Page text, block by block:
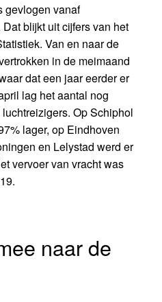
gevlogen vanaf
blijkt uit cijfers van het
Van en naar de
in de meimaand
dat een jaar eerder er
lag het aantal nog
Op Schiphol
lager, op Eindhoven
en Lelystad werd er
vervoer van vracht was
naar de